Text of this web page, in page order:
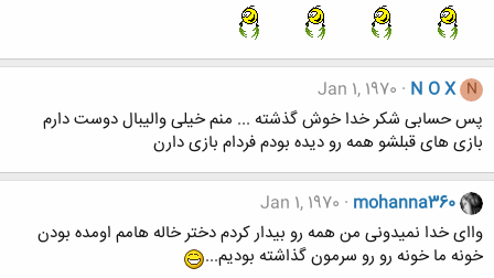
N
N O X
Jan 1, 1970
پس حسابی شکر خدا خوش گذشته ... منم خیلی والیبال دوست دارم
بازی های قبلشو همه رو دیده بودم فردام بازی دارن
mohanna360
Jan 1, 1970
واای خدا نمیدونی من همه رو بیدار کردم دختر خاله هامم اومده بودن
خونه ما خونه رو رو سرمون گذاشته بودیم...